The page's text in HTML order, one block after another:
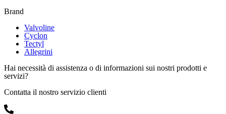
Brand
Valvoline
Cyclon
Tectyl
Allegrini
Hai necessità di assistenza o di informazioni sui nostri prodotti e
servizi?
Contatta il nostro servizio clienti